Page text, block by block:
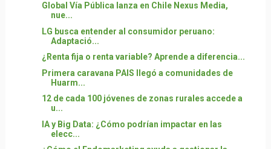
Global Vía Pública lanza en Chile Nexus Media,
nue...
LG busca entender al consumidor peruano:
Adaptació...
¿Renta fija o renta variable? Aprende a diferencia...
Primera caravana PAIS llegó a comunidades de
Huarm...
12 de cada 100 jóvenes de zonas rurales accede a
u...
IA y Big Data: ¿Cómo podrían impactar en las
elecc...